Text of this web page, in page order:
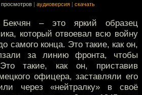
просмотров аудиоверсия скачать
– это яркий образец
который отвоевал всю войну
самого конца. Это такие, как он,
за линию фронта, чтобы
такие, как он, приставив
офицера, заставляли его
через «нейтралку» в своё